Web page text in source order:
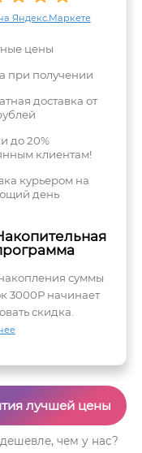
Яндекс.Маркете
цены
при получении
доставка от
до 20%
клиентам!
курьером на
день
суммы
3000Р начинает
скидка.
лучшей цены
чем у нас?